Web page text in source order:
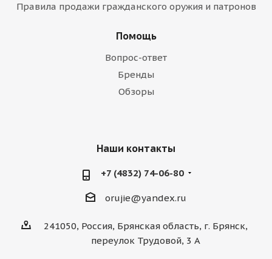
Правила продажи гражданского оружия и патронов
Помощь
Вопрос-ответ
Бренды
Обзоры
Наши контакты
+7 (4832) 74-06-80
orujie@yandex.ru
241050, Россия, Брянская область, г. Брянск,
переулок Трудовой, 3 А